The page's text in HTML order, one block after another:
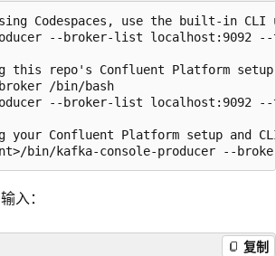
Codespaces, use the built-in
--broker-list localhost:9092
this repo's Confluent Platform
/bin/bash
--broker-list localhost:9092
your Confluent Platform setup and
入：
复制